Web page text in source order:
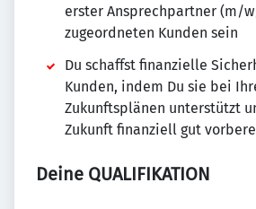
erster Ansprechpartner (m/
zugeordneten Kunden sein
Du schaffst finanzielle
Kunden, indem Du sie bei
Zukunftsplänen unterstützt
Zukunft finanziell gut
Deine QUALIFIKATION